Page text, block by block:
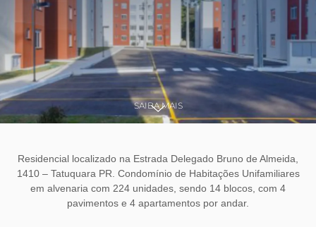
SAIBA MAIS
Residencial localizado na Estrada Delegado Bruno de Almeida,
1410 – Tatuquara PR. Condomínio de Habitações Unifamiliares
em alvenaria com 224 unidades, sendo 14 blocos, com 4
pavimentos e 4 apartamentos por andar.